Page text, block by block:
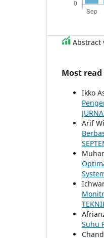
Abstract
Most
Ikko
Arif
Suhu